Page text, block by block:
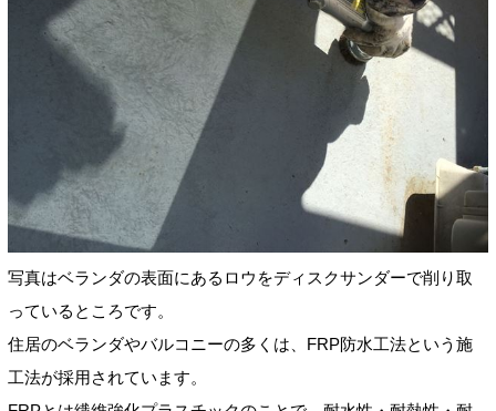
写真はベランダの表面にあるロウをディスクサンダーで削り取
っているところです。
住居のベランダやバルコニーの多くは、FRP防水工法という施
工法が採用されています。